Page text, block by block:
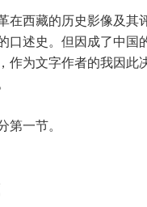
在西藏的历史影像及其
口述史。但因成了中国
作为文字作者的我因此
第一节。